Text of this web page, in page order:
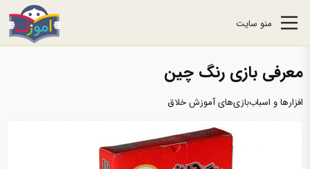
منو سایت
معرفی بازی رنگ چین
افزارها و اسباب‌بازی‌های آموزش خلاق